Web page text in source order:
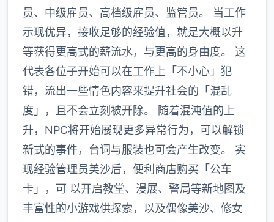
员、中级雇员、高档级雇员、监管员。 当工作
示现优异，接收足够的经验值，就是大概以升
等获得更高式的薪流水，与更高的身由度。 这
代表各位子开始可以在工作上「不小心」犯
错，流出一些情色内容来提升社会的「混乱
度」，且不会立刻被开除。 随着混沌值的上
升，NPC将开始展现更多异常行为，可以解锁
新式的事件，台词与服装也可会产生改变。 实
现经验管理员美沙后，便利商店购买「公车
卡」，可 以开启教堂、漫展、警局等新地图及
丰富性的小游戏供探索，以及偶像美沙、修女